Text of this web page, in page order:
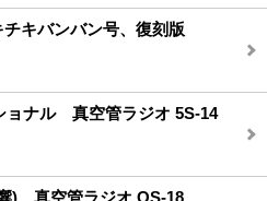
キバンバン号、復刻版
ナル 真空管ラジオ 5S-14
)、真空管ラジオ OS-18